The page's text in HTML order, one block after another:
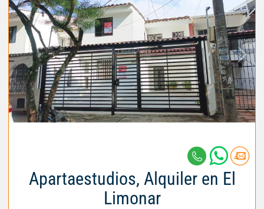
Apartaestudios, Alquiler en El
Limonar